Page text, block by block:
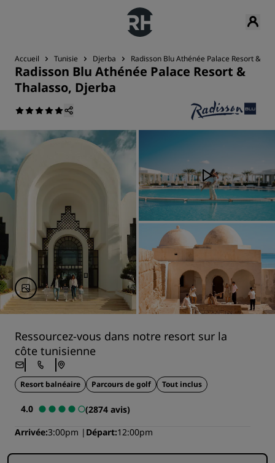
Accueil Tunisie Djerba Radisson Blu Athénée Palace Resort &
Radisson Blu Athénée Palace Resort &
Thalasso, Djerba
Ressourcez-vous dans notre resort sur la
côte tunisienne
Resort balnéaire Parcours de golf Tout inclus
4.0
(2874 avis)
Arrivée 3:00pm Départ 12:00pm